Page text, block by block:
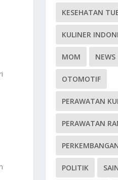
KESEHATAN
KULINER
MOM NEWS
OTOMOTIF
PERAWATAN
PERAWATAN
POLITIK